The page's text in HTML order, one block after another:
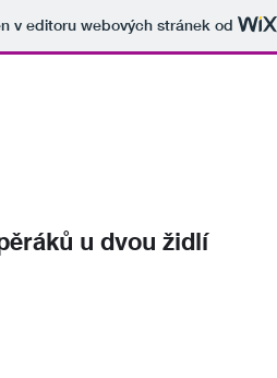
v editoru webových stránek od
u dvou židlí